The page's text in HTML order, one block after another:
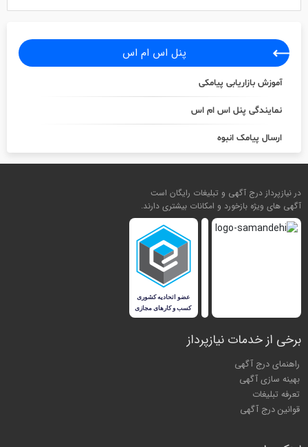
پنل اس ام اس
آموزش بازاریابی پیامکی
نمایندگی پنل اس ام اس
ارسال پیامک انبوه
در نیازپرداز درج آگهی و تبلیغات رایگان است
آگهی های ویژه بازخورد و امکانات بیشتری دارند.
برخی از خدمات نیازپرداز
راهنمای درج آگهی
بهینه سازی آگهی
تعرفه تبلیغات
قوانین درج آگهی